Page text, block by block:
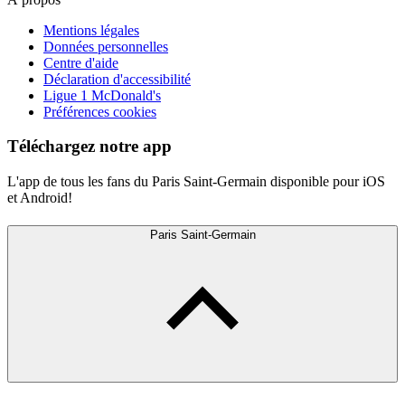
Mentions légales
Données personnelles
Centre d'aide
Déclaration d'accessibilité
Ligue 1 McDonald's
Préférences cookies
Téléchargez notre app
L'app de tous les fans du Paris Saint-Germain disponible pour iOS
et Android!
Paris Saint-Germain